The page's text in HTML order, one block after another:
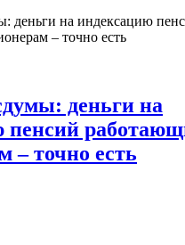
деньги на
пенсий
– точно есть